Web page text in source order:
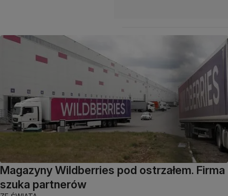
Magazyny Wildberries pod ostrzałem. Firma
szuka partnerów